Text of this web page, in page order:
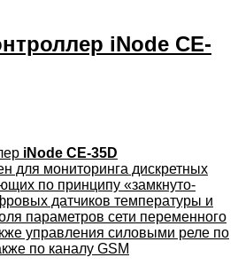
iNode CE-
iNode CE-35D
для мониторинга дискретных
по принципу «замкнуто-
датчиков температуры и
параметров сети переменного
управления силовыми реле по
по каналу GSM